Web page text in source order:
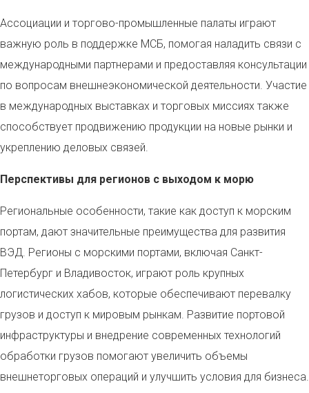
Ассоциации и торгово-промышленные палаты играют
важную роль в поддержке МСБ, помогая наладить связи с
международными партнерами и предоставляя консультации
по вопросам внешнеэкономической деятельности. Участие
в международных выставках и торговых миссиях также
способствует продвижению продукции на новые рынки и
укреплению деловых связей.
Перспективы для регионов с выходом к морю
Региональные особенности, такие как доступ к морским
портам, дают значительные преимущества для развития
ВЭД. Регионы с морскими портами, включая Санкт-
Петербург и Владивосток, играют роль крупных
логистических хабов, которые обеспечивают перевалку
грузов и доступ к мировым рынкам. Развитие портовой
инфраструктуры и внедрение современных технологий
обработки грузов помогают увеличить объемы
внешнеторговых операций и улучшить условия для бизнеса.